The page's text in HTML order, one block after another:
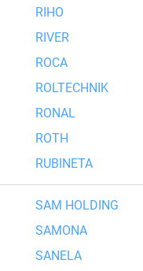
RIHO
RIVER
ROCA
ROLTECHNIK
RONAL
ROTH
RUBINETA
SAM HOLDING
SAMONA
SANELA